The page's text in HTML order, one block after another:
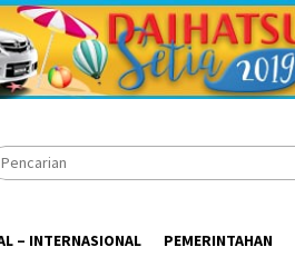
– INTERNASIONAL PEMERINTAHAN